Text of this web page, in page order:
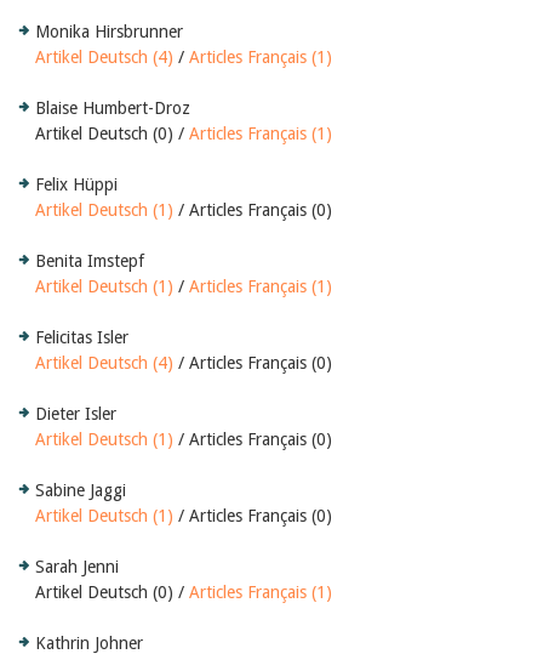
Monika Hirsbrunner
Artikel Deutsch (4) / Articles Français (1)
Blaise Humbert-Droz
Artikel Deutsch (0) / Articles Français (1)
Felix Hüppi
Artikel Deutsch (1) / Articles Français (0)
Benita Imstepf
Artikel Deutsch (1) / Articles Français (1)
Felicitas Isler
Artikel Deutsch (4) / Articles Français (0)
Dieter Isler
Artikel Deutsch (1) / Articles Français (0)
Sabine Jaggi
Artikel Deutsch (1) / Articles Français (0)
Sarah Jenni
Artikel Deutsch (0) / Articles Français (1)
Kathrin Johner